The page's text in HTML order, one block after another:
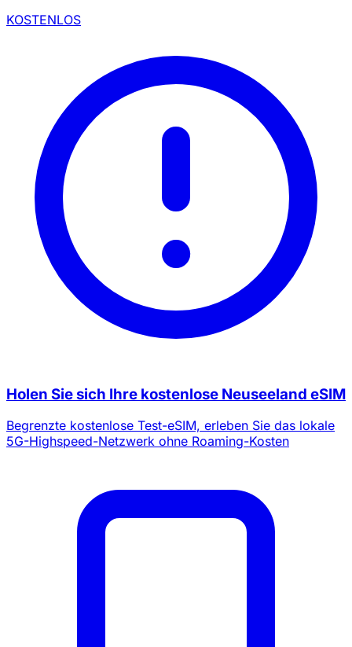
KOSTENLOS
Holen Sie sich Ihre kostenlose Neuseeland eSIM
Begrenzte kostenlose Test-eSIM, erleben Sie das lokale
5G-Highspeed-Netzwerk ohne Roaming-Kosten